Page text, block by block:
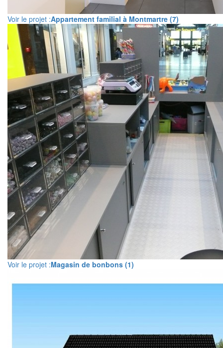
Voir le projet :Appartement familial à Montmartre (7)
Voir le projet :Magasin de bonbons (1)